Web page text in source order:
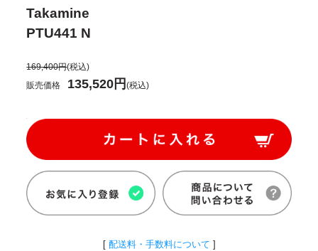
Takamine
PTU441 N
169,400円(税込)
販売価格
135,520円(税込)
[ 配送料・手数料について ]